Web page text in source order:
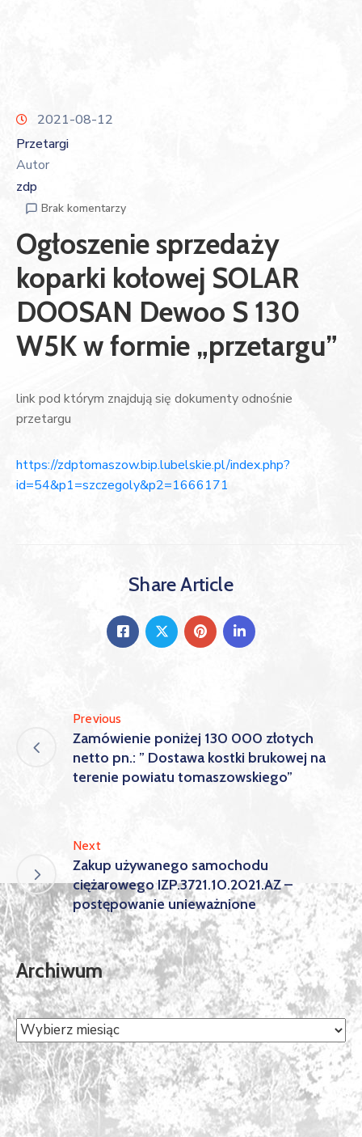
2021-08-12
Przetargi
Autor
zdp
Brak komentarzy
Ogłoszenie sprzedaży
koparki kołowej SOLAR
DOOSAN Dewoo S 130
W5K w formie „przetargu”
link pod którym znajdują się dokumenty odnośnie
przetargu
https://zdptomaszow.bip.lubelskie.pl/index.php?
id=54&p1=szczegoly&p2=1666171
Share Article
Previous
Zamówienie poniżej 130 000 złotych
netto pn.: ” Dostawa kostki brukowej na
terenie powiatu tomaszowskiego”
Next
Zakup używanego samochodu
ciężarowego IZP.3721.10.2021.AZ –
postępowanie unieważnione
Archiwum